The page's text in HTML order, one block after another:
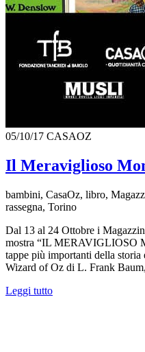
05/10/17 CASAOZ
Il Meraviglioso
bambini, CasaOz, libro,
rassegna, Torino
Dal 13 al 24 Ottobre i
mostra “IL MERAVIGLIOSO
tappe più importanti della
Wizard of Oz di L. Frank
Leggi tutto